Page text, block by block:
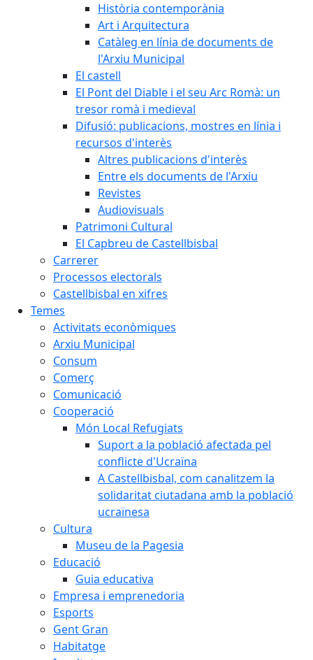
Història contemporània
Art i Arquitectura
Catàleg en línia de documents de
l'Arxiu Municipal
El castell
El Pont del Diable i el seu Arc Romà: un
tresor romà i medieval
Difusió: publicacions, mostres en línia i
recursos d'interès
Altres publicacions d'interès
Entre els documents de l'Arxiu
Revistes
Audiovisuals
Patrimoni Cultural
El Capbreu de Castellbisbal
Carrerer
Processos electorals
Castellbisbal en xifres
Temes
Activitats econòmiques
Arxiu Municipal
Consum
Comerç
Comunicació
Cooperació
Món Local Refugiats
Suport a la població afectada pel
conflicte d'Ucraïna
A Castellbisbal, com canalitzem la
solidaritat ciutadana amb la població
ucraïnesa
Cultura
Museu de la Pagesia
Educació
Guia educativa
Empresa i emprenedoria
Esports
Gent Gran
Habitatge